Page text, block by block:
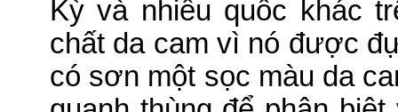
Kỳ và nhiều quốc khác
chất da cam vì nó được
có sơn một sọc màu da